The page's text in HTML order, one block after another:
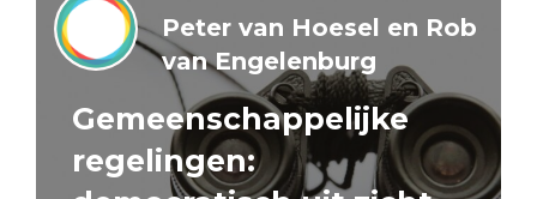
Peter van Hoesel en Rob
van Engelenburg
Gemeenschappelijke
regelingen: